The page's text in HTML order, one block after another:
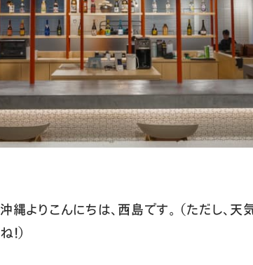
よりこんにちは、西島です。 （ただし、
）